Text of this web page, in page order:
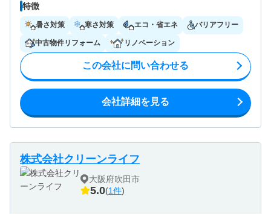
特徴
暑さ対策 寒さ対策 エコ・省エネ バリアフリー
中古物件リフォーム リノベーション
この会社に問い合わせる
会社詳細を見る
株式会社クリーンライフ
大阪府吹田市
5.0(1件)